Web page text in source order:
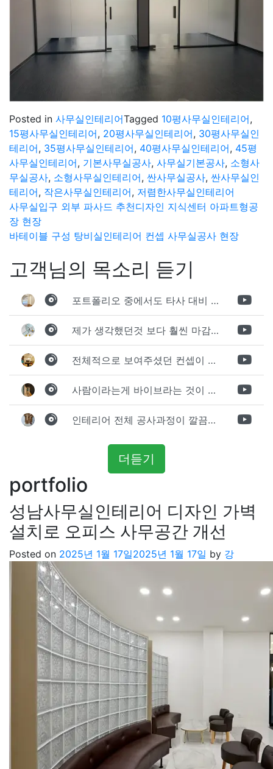
Posted in 사무실인테리어Tagged 10평사무실인테리어,
15평사무실인테리어, 20평사무실인테리어, 30평사무실인
테리어, 35평사무실인테리어, 40평사무실인테리어, 45평
사무실인테리어, 기본사무실공사, 사무실기본공사, 소형사
무실공사, 소형사무실인테리어, 싼사무실공사, 싼사무실인
테리어, 작은사무실인테리어, 저렴한사무실인테리어
글
탐
사무실입구 외부 파사드 추천디자인 지식센터 아파트형공
장 현장
바테이블 구성 탕비실인테리어 컨셉 사무실공사 현장
고객님의 목소리 듣기
포트폴리오 중에서도 타사 대비 상세하게 진행되는것 같다는 느낌을 많이 받았습니다. 시공 기반과 디자인기반의 인테리어 회사의 차이점을 알게되었는데 인테리어 디자인 기반의 회사와의 컨텍이 굉장히 만족스러웠습니다.
제가 생각했던것 보다 훨씬 마감이 멋있게 잘 나왔습니다. 바닥 이라던지 벽지색상 그리고 통유리로 추천 해주신것도 참 좋았습니다. 916의 노하우를 잘 살려서 공사는 잘 마무리 된것 같습니다.
전체적으로 보여주셨던 컨셉이 너무 마음에 들었고 실장님께서 개인적으로 만족감 있는 공사를 하고 있다는 느낌이 좋았습니다.
사람이라는게 바이브라는 것이 다 있고 뽐어져 나오는 에너지가 있다고 생각을 합니다. 사람이 가장중요하기 때문에 처음 만났을때 실장님의 에너지가 좋았고 첫인상으로 업체를 선정하게 되었습니다.
인테리어 전체 공사과정이 깔끔하게 진행이 되었고 공사 후 A/S도 빠르게 충실하게 진행을 해주셨습니다.
더듣기
portfolio
성남사무실인테리어 디자인 가벽
설치로 오피스 사무공간 개선
Posted on 2025년 1월 17일2025년 1월 17일 by 강